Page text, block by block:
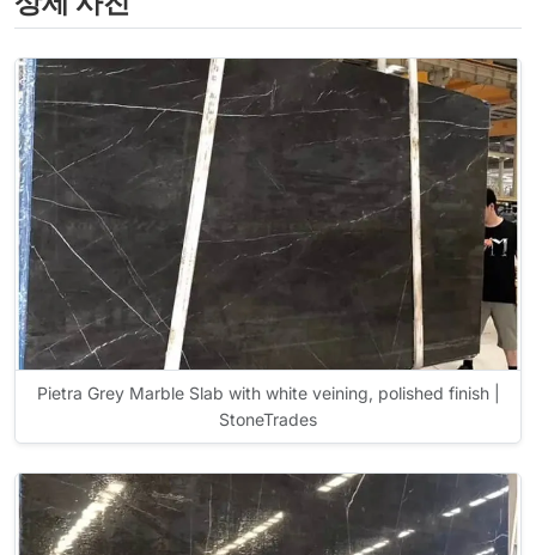
Pietra Grey Marble Slab with white veining, polished finish |
StoneTrades